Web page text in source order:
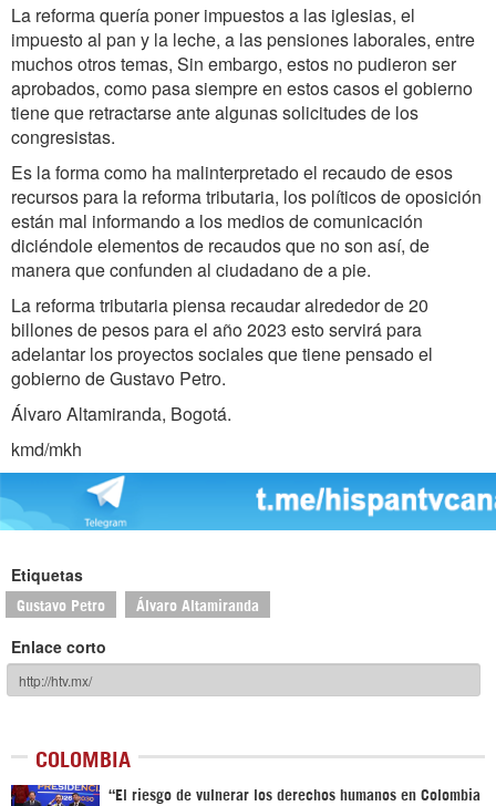
La reforma quería poner impuestos a las iglesias, el
impuesto al pan y la leche, a las pensiones laborales, entre
muchos otros temas, Sin embargo, estos no pudieron ser
aprobados, como pasa siempre en estos casos el gobierno
tiene que retractarse ante algunas solicitudes de los
congresistas.
Es la forma como ha malinterpretado el recaudo de esos
recursos para la reforma tributaria, los políticos de oposición
están mal informando a los medios de comunicación
diciéndole elementos de recaudos que no son así, de
manera que confunden al ciudadano de a pie.
La reforma tributaria piensa recaudar alrededor de 20
billones de pesos para el año 2023 esto servirá para
adelantar los proyectos sociales que tiene pensado el
gobierno de Gustavo Petro.
Álvaro Altamiranda, Bogotá.
kmd/mkh
Etiquetas
Gustavo Petro Álvaro Altamiranda
Enlace corto
COLOMBIA
“El riesgo de vulnerar los derechos humanos en Colombia